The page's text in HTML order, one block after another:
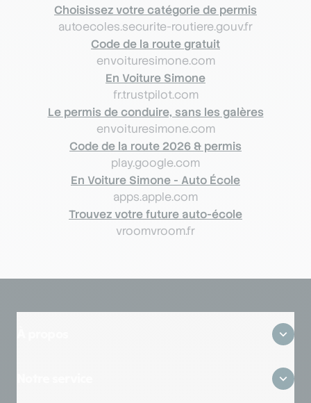
Choisissez votre catégorie de permis
autoecoles.securite-routiere.gouv.fr
Code de la route gratuit
envoituresimone.com
En Voiture Simone
fr.trustpilot.com
Le permis de conduire, sans les galères
envoituresimone.com
Code de la route 2026 & permis
play.google.com
En Voiture Simone - Auto École
apps.apple.com
Trouvez votre future auto-école
vroomvroom.fr